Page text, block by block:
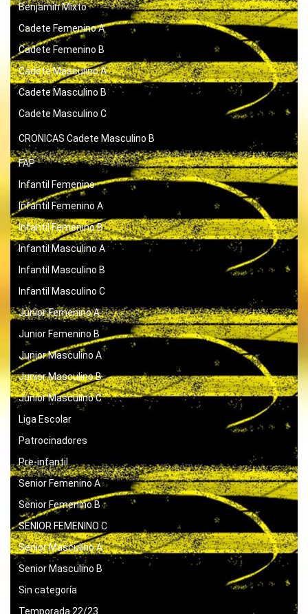
Benjamín Mixto
Cadete Femenino A
Cadete Femenino B
Cadete Masculino A
Cadete Masculino B
Cadete Masculino C
CRONICAS Cadete Masculino B
FAP
Infantil Femenino
Infantil Femenino A
Infantil Femenino B
Infantil Masculino A
Infantil Masculino B
Infantil Masculino C
Junior Femenino A
Junior Femenino B
Junior Masculino A
Junior Masculino B
Junior Masculino C
Liga Escolar
Patrocinadores
Pre-infantil
Senior Femenino A
Senior Femenino B
SENIOR FEMENINO C
Senior Masculino A
Senior Masculino B
Sin categoría
Temporada 22/23